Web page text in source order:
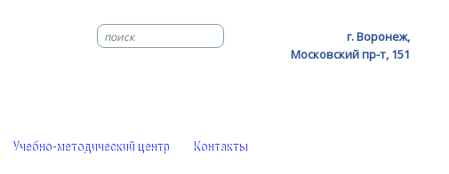
г. Воронеж,
Московский пр-т, 151
Учебно-методический центр Контакты